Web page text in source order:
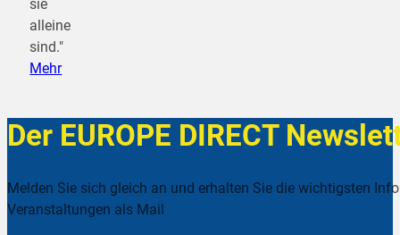
sie
alleine
sind."
Mehr
Der EUROPE DIRECT
Melden Sie sich gleich an und erhalten Sie die wichtigsten
Veranstaltungen als Mail